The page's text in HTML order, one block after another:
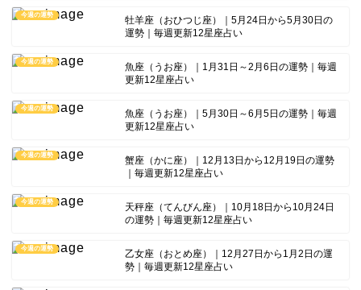
今週の運勢
牡羊座（おひつじ座）｜5月24日から5月30日の
運勢｜毎週更新12星座占い
今週の運勢
魚座（うお座）｜1月31日～2月6日の運勢｜毎週
更新12星座占い
今週の運勢
魚座（うお座）｜5月30日～6月5日の運勢｜毎週
更新12星座占い
今週の運勢
蟹座（かに座）｜12月13日から12月19日の運勢
｜毎週更新12星座占い
今週の運勢
天秤座（てんびん座）｜10月18日から10月24日
の運勢｜毎週更新12星座占い
今週の運勢
乙女座（おとめ座）｜12月27日から1月2日の運
勢｜毎週更新12星座占い